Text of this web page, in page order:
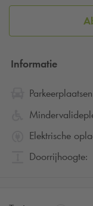
Informatie
Elektrische
Doorrijhoogte: